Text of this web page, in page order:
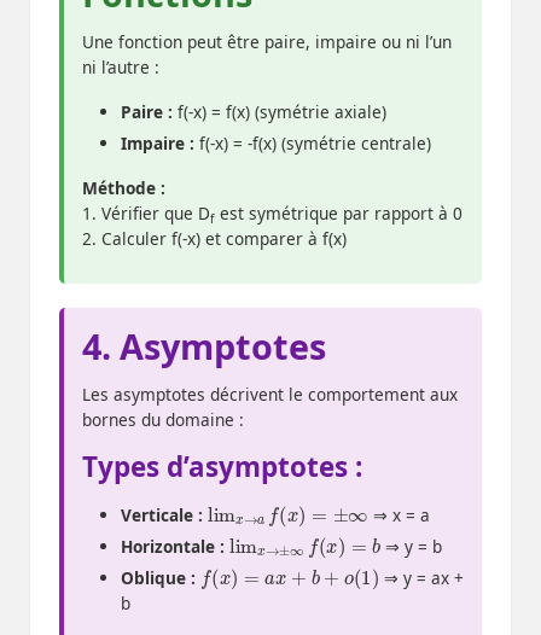
Une fonction peut être paire, impaire ou ni l’un
ni l’autre :
Paire : f(-x) = f(x) (symétrie axiale)
Impaire : f(-x) = -f(x) (symétrie centrale)
Méthode :
1. Vérifier que Df est symétrique par rapport à 0
2. Calculer f(-x) et comparer à f(x)
4. Asymptotes
Les asymptotes décrivent le comportement aux
bornes du domaine :
Types d’asymptotes :
Verticale :
lim af( x
⇒ x = a
Horizontale :
limx→ ∞ f( )
⇒ y = b
Oblique :
(x = x+ b+o (1
⇒ y = ax +
b